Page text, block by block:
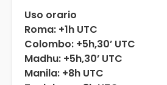
Uso orario
Roma: +1h UTC
Colombo: +5h,30’ UTC
Madhu: +5h,30’ UTC
Manila: +8h UTC